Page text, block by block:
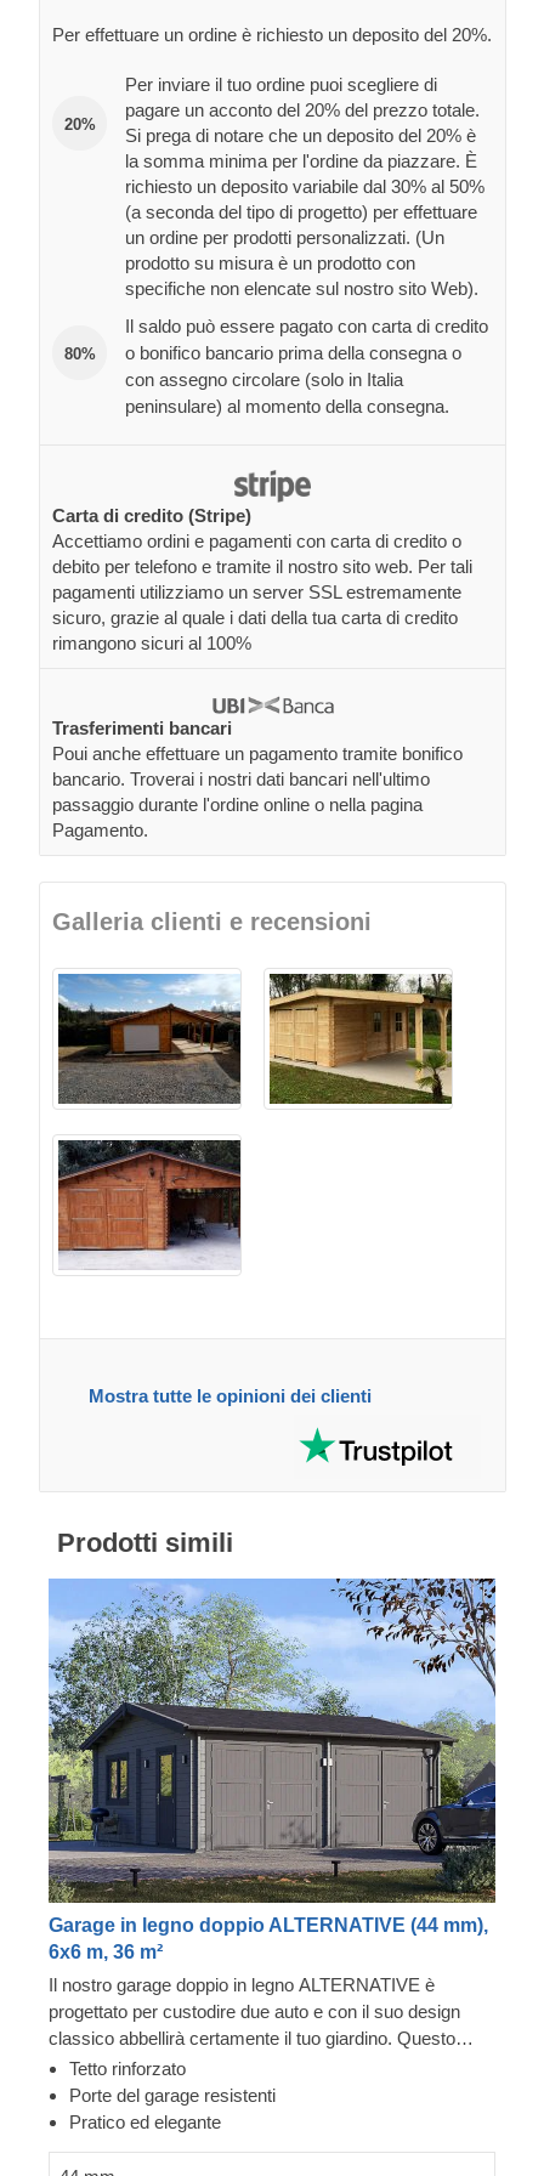
Per effettuare un ordine è richiesto un deposito del 20%.
20%
Per inviare il tuo ordine puoi scegliere di
pagare un acconto del 20% del prezzo totale.
Si prega di notare che un deposito del 20% è
la somma minima per l'ordine da piazzare. È
richiesto un deposito variabile dal 30% al 50%
(a seconda del tipo di progetto) per effettuare
un ordine per prodotti personalizzati. (Un
prodotto su misura è un prodotto con
specifiche non elencate sul nostro sito Web).
80%
Il saldo può essere pagato con carta di credito
o bonifico bancario prima della consegna o
con assegno circolare (solo in Italia
peninsulare) al momento della consegna.
Carta di credito (Stripe)
Accettiamo ordini e pagamenti con carta di credito o
debito per telefono e tramite il nostro sito web. Per tali
pagamenti utilizziamo un server SSL estremamente
sicuro, grazie al quale i dati della tua carta di credito
rimangono sicuri al 100%
Trasferimenti bancari
Poui anche effettuare un pagamento tramite bonifico
bancario. Troverai i nostri dati bancari nell'ultimo
passaggio durante l'ordine online o nella pagina
Pagamento.
Galleria clienti e recensioni
Mostra tutte le opinioni dei clienti
Prodotti simili
Garage in legno doppio ALTERNATIVE (44 mm),
6x6 m, 36 m²
Il nostro garage doppio in legno ALTERNATIVE è
progettato per custodire due auto e con il suo design
classico abbellirà certamente il tuo giardino. Questo
doppio garage diventerà presto un posto in cui voler
tornare. È realizzato in legno di conifere a crescita lenta,
le porte del garage sono resistenti e l'elegante tetto
atmosferici. Tutto quello che devi fare è scegliere un
Tetto rinforzato
Porte del garage resistenti
Pratico ed elegante